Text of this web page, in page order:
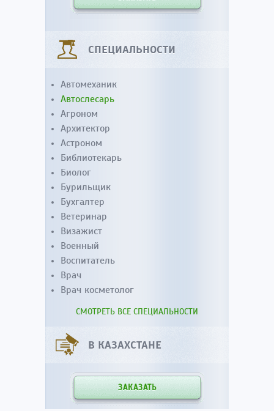
СПЕЦИАЛЬНОСТИ
Автомеханик
Автослесарь
Агроном
Архитектор
Астроном
Библиотекарь
Биолог
Бурильщик
Бухгалтер
Ветеринар
Визажист
Военный
Воспитатель
Врач
Врач косметолог
СМОТРЕТЬ ВСЕ СПЕЦИАЛЬНОСТИ
В КАЗАХСТАНЕ
ЗАКАЗАТЬ